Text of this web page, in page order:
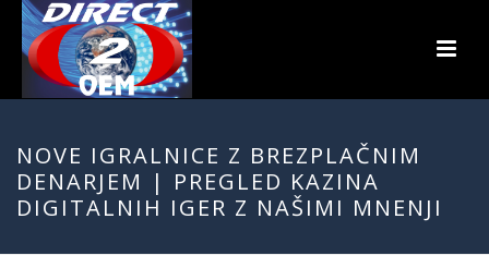
NOVE IGRALNICE Z BREZPLAČNIM
DENARJEM | PREGLED KAZINA
DIGITALNIH IGER Z NAŠIMI MNENJI